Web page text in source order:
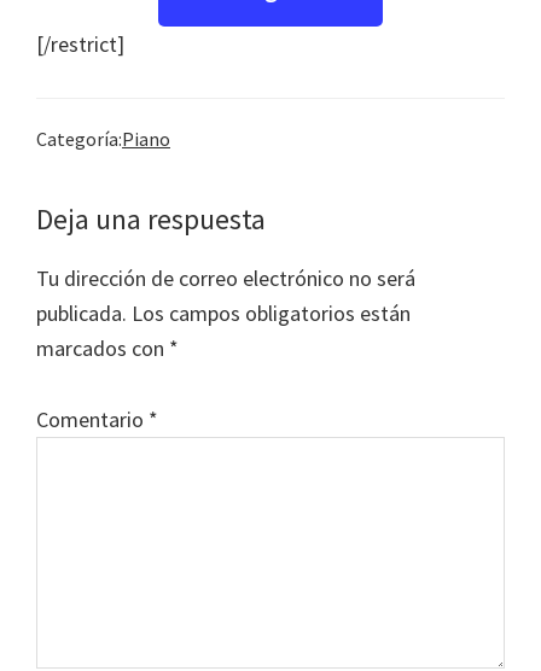
[/restrict]
Categoría:Piano
Interacciones
con
los
lectores
Deja una respuesta
Tu dirección de correo electrónico no será
publicada. Los campos obligatorios están
marcados con *
Comentario *